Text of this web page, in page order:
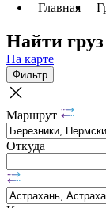
Главная
Найти
На карте
Фильтр
Маршрут
Откуда